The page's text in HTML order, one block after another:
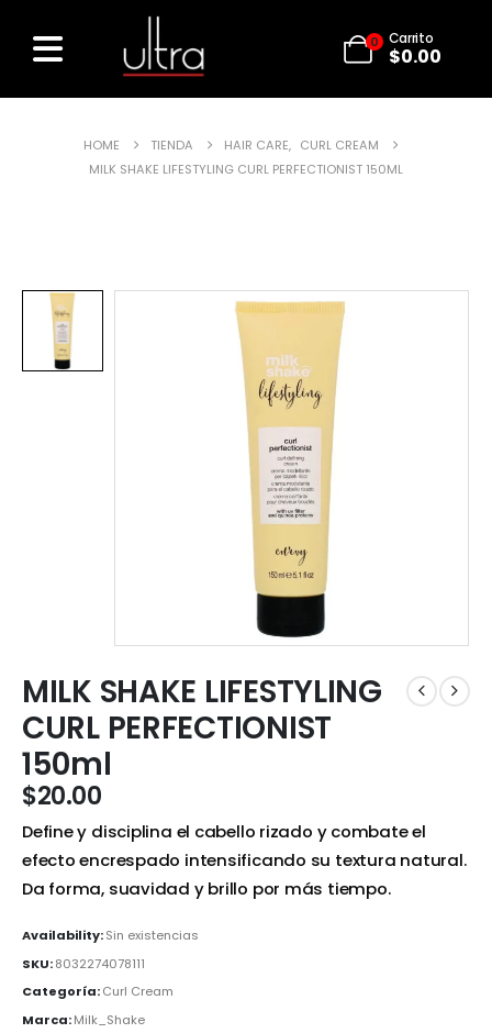
0 Carrito
$0.00
HOME TIENDA HAIR CARE, CURL CREAM
MILK SHAKE LIFESTYLING CURL PERFECTIONIST 150ML
MILK SHAKE LIFESTYLING
CURL PERFECTIONIST
150ml
$20.00
Define y disciplina el cabello rizado y combate el
efecto encrespado intensificando su textura natural.
Da forma, suavidad y brillo por más tiempo.
Availability:Sin existencias
SKU:8032274078111
Categoría:Curl Cream
Marca:Milk_Shake